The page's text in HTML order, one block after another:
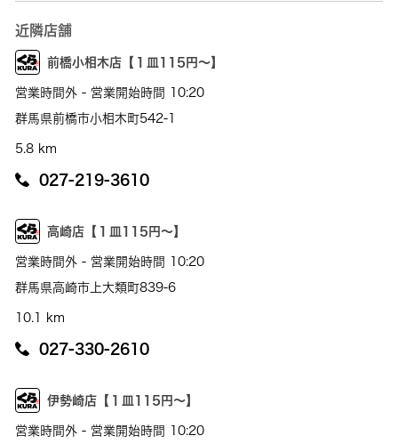
近隣店舗
前橋小相木店【１皿115円～】
営業時間外 - 営業開始時間 10:20
群馬県前橋市小相木町542-1
5.8 km
027-219-3610
高崎店【１皿115円～】
営業時間外 - 営業開始時間 10:20
群馬県高崎市上大類町839-6
10.1 km
027-330-2610
伊勢崎店【１皿115円～】
営業時間外 - 営業開始時間 10:20